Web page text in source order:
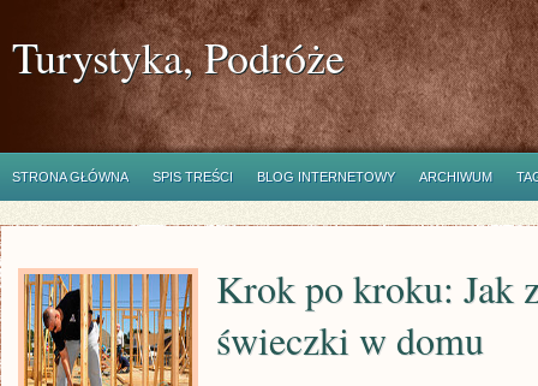
Turystyka, Podróże
STRONA GŁÓWNA SPIS TREŚCI BLOG INTERNETOWY ARCHIWUM
Krok po kroku: Jak
świeczki w domu